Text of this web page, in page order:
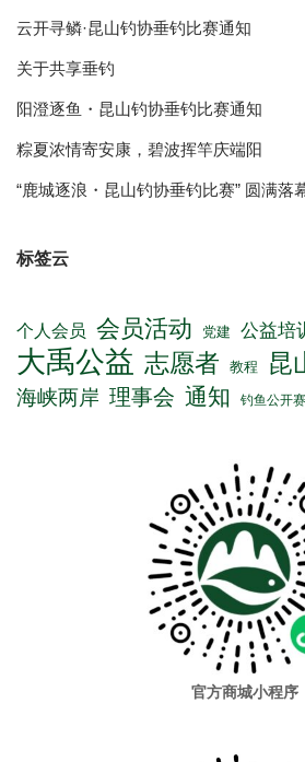
云开寻鳞·昆山钓协垂钓比赛通知
关于共享垂钓
阳澄逐鱼・昆山钓协垂钓比赛通知
粽夏浓情寄安康，碧波挥竿庆端阳
“鹿城逐浪・昆山钓协垂钓比赛” 圆满落
标签云
个人会员 会员活动 党建 公益培
大禹公益 志愿者 教程 昆
海峡两岸 理事会 通知 钓鱼公开赛
官方商城小程序